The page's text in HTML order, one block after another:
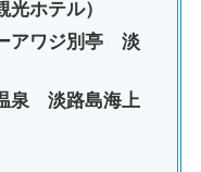
ホテル）
アワジ別亭 淡
泉 淡路島海上